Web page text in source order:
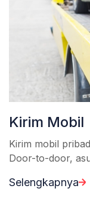
Kirim Mobil
Kirim mobil
Door-to-door,
Selengkapnya